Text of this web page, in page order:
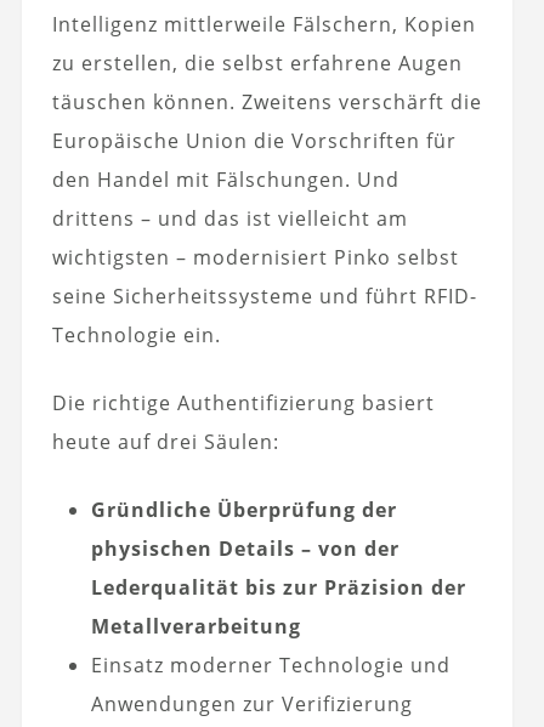
Intelligenz mittlerweile Fälschern, Kopien
zu erstellen, die selbst erfahrene Augen
täuschen können. Zweitens verschärft die
Europäische Union die Vorschriften für
den Handel mit Fälschungen. Und
drittens – und das ist vielleicht am
wichtigsten – modernisiert Pinko selbst
seine Sicherheitssysteme und führt RFID-
Technologie ein.
Die richtige Authentifizierung basiert
heute auf drei Säulen:
Gründliche Überprüfung der
physischen Details – von der
Lederqualität bis zur Präzision der
Metallverarbeitung
Einsatz moderner Technologie und
Anwendungen zur Verifizierung